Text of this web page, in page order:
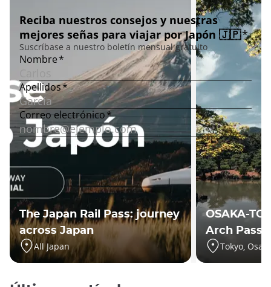
The Japan Rail Pass: journey
across Japan
All Japan
OSAKA-
Arch Pass
Tokyo,